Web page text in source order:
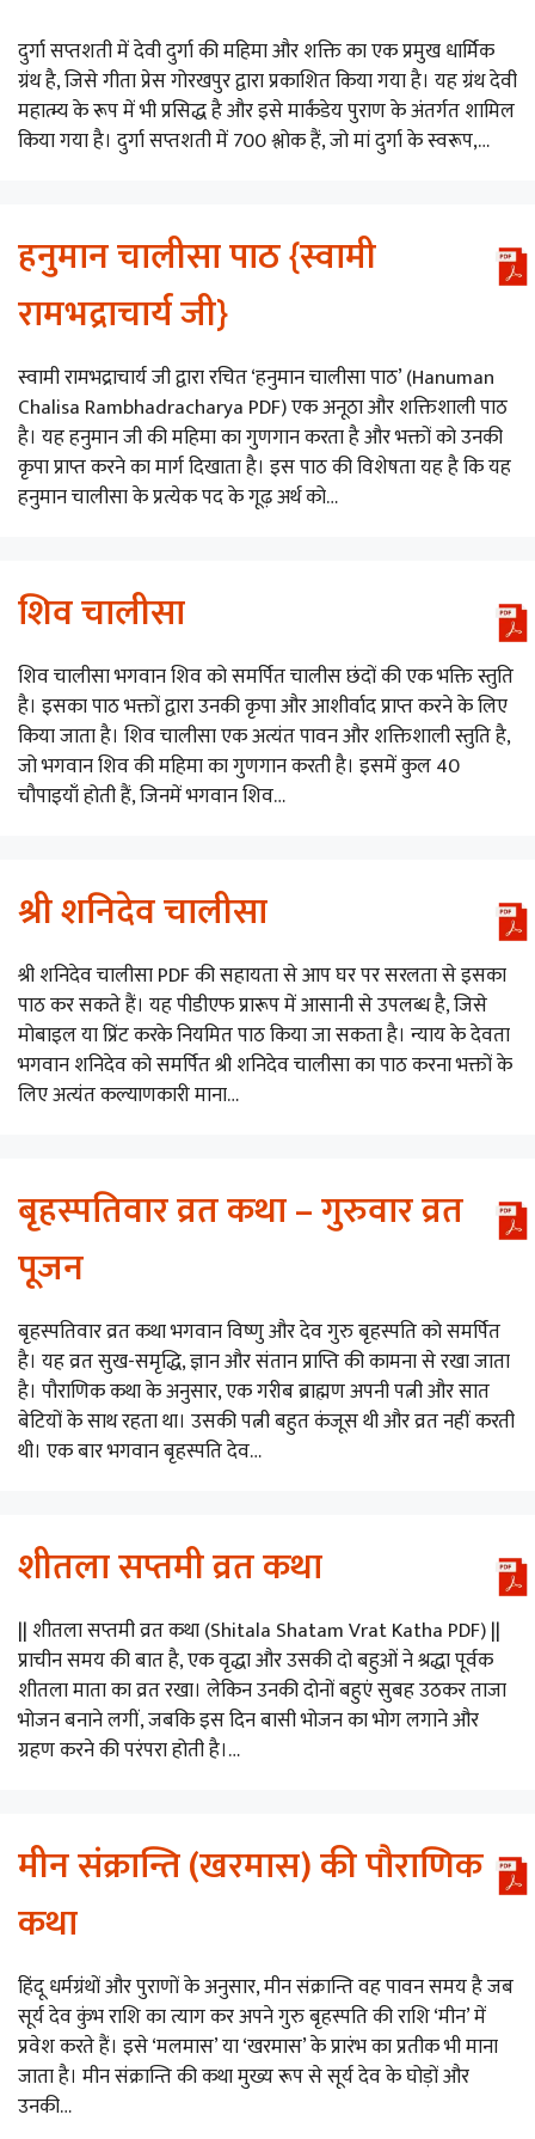
दुर्गा सप्तशती में देवी दुर्गा की महिमा और शक्ति का एक प्रमुख धार्मिक
ग्रंथ है, जिसे गीता प्रेस गोरखपुर द्वारा प्रकाशित किया गया है। यह ग्रंथ देवी
महात्म्य के रूप में भी प्रसिद्ध है और इसे मार्कंडेय पुराण के अंतर्गत शामिल
किया गया है। दुर्गा सप्तशती में 700 श्लोक हैं, जो मां दुर्गा के स्वरूप,…
हनुमान चालीसा पाठ {स्वामी
रामभद्राचार्य जी}
स्वामी रामभद्राचार्य जी द्वारा रचित ‘हनुमान चालीसा पाठ’ (Hanuman
Chalisa Rambhadracharya PDF) एक अनूठा और शक्तिशाली पाठ
है। यह हनुमान जी की महिमा का गुणगान करता है और भक्तों को उनकी
कृपा प्राप्त करने का मार्ग दिखाता है। इस पाठ की विशेषता यह है कि यह
हनुमान चालीसा के प्रत्येक पद के गूढ़ अर्थ को…
शिव चालीसा
शिव चालीसा भगवान शिव को समर्पित चालीस छंदों की एक भक्ति स्तुति
है। इसका पाठ भक्तों द्वारा उनकी कृपा और आशीर्वाद प्राप्त करने के लिए
किया जाता है। शिव चालीसा एक अत्यंत पावन और शक्तिशाली स्तुति है,
जो भगवान शिव की महिमा का गुणगान करती है। इसमें कुल 40
चौपाइयाँ होती हैं, जिनमें भगवान शिव…
श्री शनिदेव चालीसा
श्री शनिदेव चालीसा PDF की सहायता से आप घर पर सरलता से इसका
पाठ कर सकते हैं। यह पीडीएफ प्रारूप में आसानी से उपलब्ध है, जिसे
मोबाइल या प्रिंट करके नियमित पाठ किया जा सकता है। न्याय के देवता
भगवान शनिदेव को समर्पित श्री शनिदेव चालीसा का पाठ करना भक्तों के
लिए अत्यंत कल्याणकारी माना…
बृहस्पतिवार व्रत कथा – गुरुवार व्रत
पूजन
बृहस्पतिवार व्रत कथा भगवान विष्णु और देव गुरु बृहस्पति को समर्पित
है। यह व्रत सुख-समृद्धि, ज्ञान और संतान प्राप्ति की कामना से रखा जाता
है। पौराणिक कथा के अनुसार, एक गरीब ब्राह्मण अपनी पत्नी और सात
बेटियों के साथ रहता था। उसकी पत्नी बहुत कंजूस थी और व्रत नहीं करती
थी। एक बार भगवान बृहस्पति देव…
शीतला सप्तमी व्रत कथा
|| शीतला सप्तमी व्रत कथा (Shitala Shatam Vrat Katha PDF) ||
प्राचीन समय की बात है, एक वृद्धा और उसकी दो बहुओं ने श्रद्धा पूर्वक
शीतला माता का व्रत रखा। लेकिन उनकी दोनों बहुएं सुबह उठकर ताजा
भोजन बनाने लगीं, जबकि इस दिन बासी भोजन का भोग लगाने और
ग्रहण करने की परंपरा होती है।…
मीन संक्रान्ति (खरमास) की पौराणिक
कथा
हिंदू धर्मग्रंथों और पुराणों के अनुसार, मीन संक्रान्ति वह पावन समय है जब
सूर्य देव कुंभ राशि का त्याग कर अपने गुरु बृहस्पति की राशि ‘मीन’ में
प्रवेश करते हैं। इसे ‘मलमास’ या ‘खरमास’ के प्रारंभ का प्रतीक भी माना
जाता है। मीन संक्रान्ति की कथा मुख्य रूप से सूर्य देव के घोड़ों और
उनकी…